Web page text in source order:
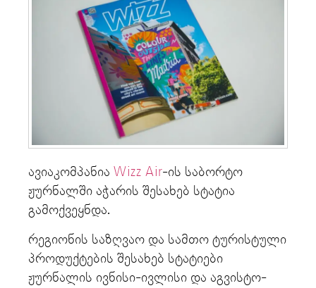
ავიაკომპანია Wizz Air-ის საბორტო
ჟურნალში აჭარის შესახებ სტატია
გამოქვეყნდა.
რეგიონის საზღვაო და სამთო ტურისტული
პროდუქტების შესახებ სტატიები
ჟურნალის ივნისი-ივლისი და აგვისტო-